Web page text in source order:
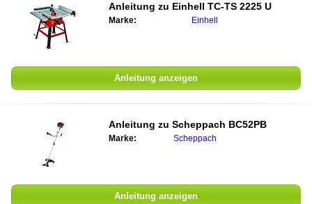
Anleitung zu Einhell TC-TS 2225 U
Marke: Einhell
Anleitung anzeigen
Anleitung zu Scheppach BC52PB
Marke: Scheppach
Anleitung anzeigen